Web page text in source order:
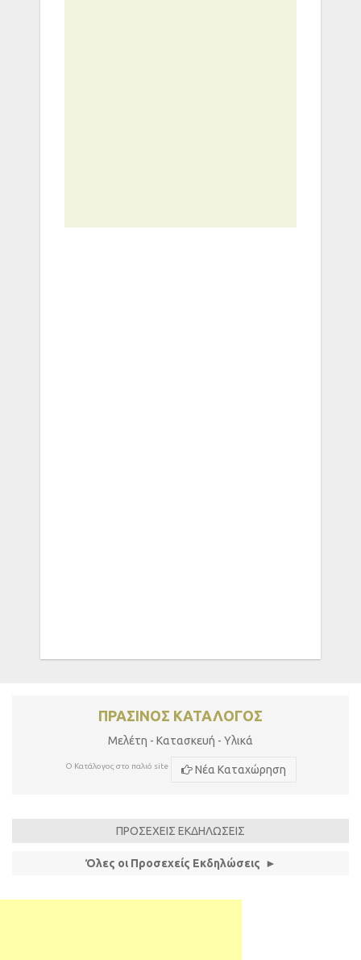
ΠΡΑΣΙΝΟΣ ΚΑΤΑΛΟΓΟΣ
Μελέτη - Κατασκευή - Υλικά
Ο Κατάλογος στο παλιό site Νέα Καταχώρηση
ΠΡΟΣΕΧΕΙΣ ΕΚΔΗΛΩΣΕΙΣ
Όλες οι Προσεχείς Εκδηλώσεις ►